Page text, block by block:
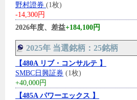
野村證券 (1枚)
-14,300円
2026年度、差益+184,100円
2025年 当選銘柄：25銘柄
【480A リブ・コンサルテ 】
SMBC日興証券 (1枚)
+40,000円
【485A パワーエックス 】